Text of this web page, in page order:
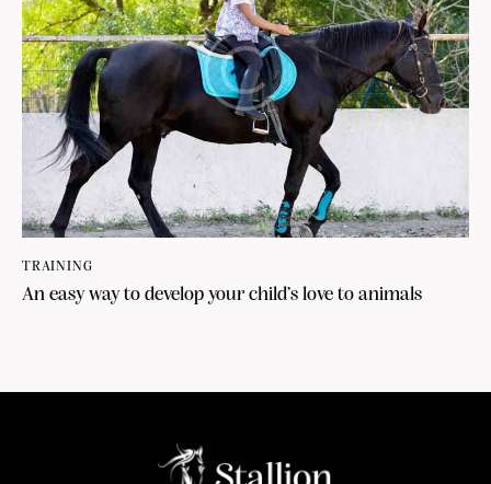
TRAINING
An easy way to develop your child’s love to animals